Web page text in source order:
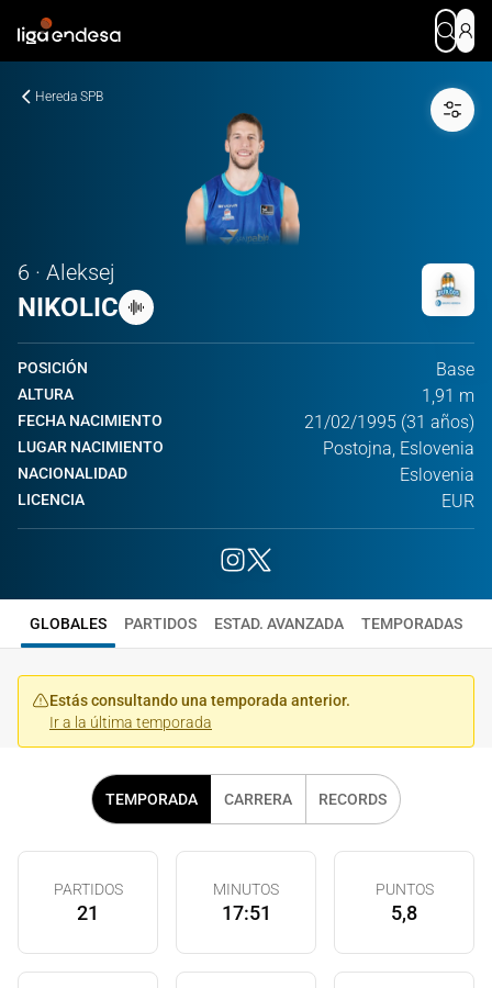
Hereda SPB
6 · Aleksej
NIKOLIC
POSICIÓN Base
ALTURA 1,91 m
FECHA NACIMIENTO 21/02/1995 (31 años)
LUGAR NACIMIENTO Postojna, Eslovenia
NACIONALIDAD Eslovenia
LICENCIA EUR
GLOBALES PARTIDOS ESTAD. AVANZADA TEMPORADAS
Estás consultando una temporada anterior.
Ir a la última temporada
TEMPORADA CARRERA RECORDS
PARTIDOS
21
MINUTOS
17:51
PUNTOS
5,8